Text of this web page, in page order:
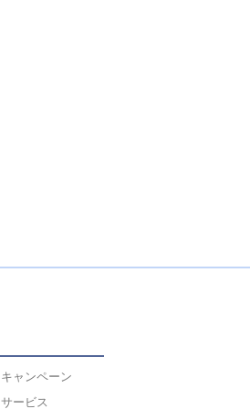
キャンペーン
サービス